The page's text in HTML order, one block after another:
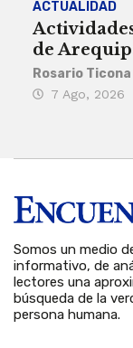
ACTUALIDAD
de
Rosario Ticona
7 Ago, 2026
Somos un medio
informativo, de
lectores una
búsqueda de la
persona humana.